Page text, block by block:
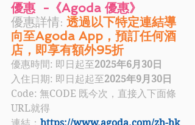
優惠  -《Agoda 優惠》
優惠詳情: 透過以下特定連結導
向至Agoda App，預訂任何酒
店，即享有額外95折
優惠時間: 即日起至2025年6月30日
入住日期: 即日起起至2025年9月30日
Code: 無CODE 既今次，直接入下面條
URL就得